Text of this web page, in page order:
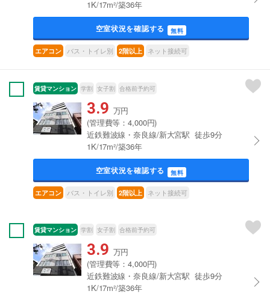
1K/17m²/築36年
空室状況を確認する 無料
エアコン バス・トイレ別 2階以上 ネット接続可
賃貸マンション 学割 女子割 合格前予約可
3.9 万円
(管理費等：4,000円)
近鉄難波線・奈良線/新大宮駅 徒歩9分
1K/17m²/築36年
空室状況を確認する 無料
エアコン バス・トイレ別 2階以上 ネット接続可
賃貸マンション 学割 女子割 合格前予約可
3.9 万円
(管理費等：4,000円)
近鉄難波線・奈良線/新大宮駅 徒歩9分
1K/17m²/築36年